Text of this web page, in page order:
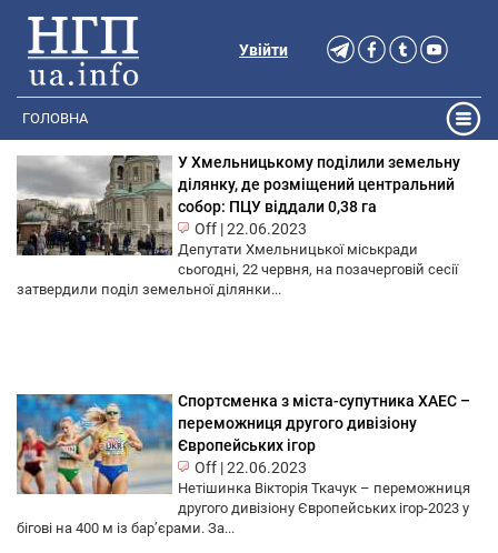
Увійти
ГОЛОВНА
У Хмельницькому поділили земельну
ділянку, де розміщений центральний
собор: ПЦУ віддали 0,38 га
Off |22.06.2023
Депутати Хмельницької міськради
сьогодні, 22 червня, на позачерговій сесії
затвердили поділ земельної ділянки...
Спортсменка з міста-супутника ХАЕС –
переможниця другого дивізіону
Європейських ігор
Off |22.06.2023
Нетішинка Вікторія Ткачук – переможниця
другого дивізіону Європейських ігор-2023 у
бігові на 400 м із бар’єрами. За...